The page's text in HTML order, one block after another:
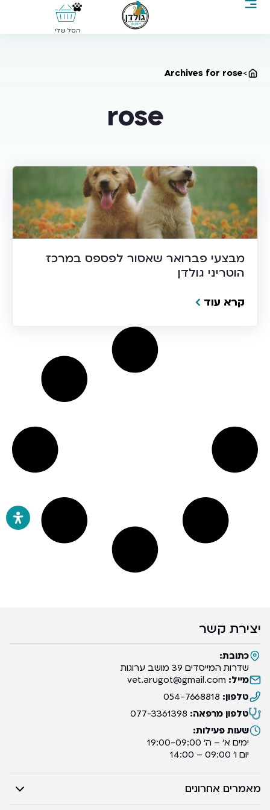
0
הסל שלי
>
Archives for rose
rose
מבצעי פברואר שאסור לפספס במרכז
הוטריני גולדן
קרא עוד
יצירת קשר
כתובת:
שדרות המייסדים 39 מושב ערוגות
מייל: vet.arugot@gmail.com
טלפון: 054-7668818
טלפון מרפאה: 077-3361398
שעות פעילות:
ימים א’ – ה’ 19:00-09:00
יום ו’ 09:00 – 14:00
מאמרים אחרונים